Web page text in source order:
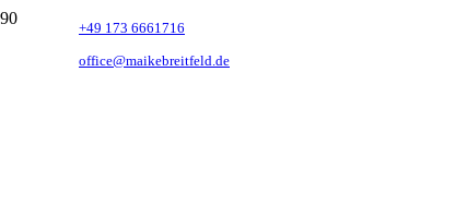
+49 173 6661716
office@maikebreitfeld.de